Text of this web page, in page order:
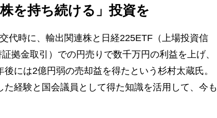
を持ち続ける」投資を
代時に、輸出関連株と日経225ETF（上場投資信
拠金取引）での円売りで数千万円の利益を上げ、
には2億円弱の売却益を得たという杉村太蔵氏。
経験と国会議員として得た知識を活用して、今も